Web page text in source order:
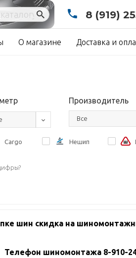
8 (919)
О магазине Доставка и
Производитель
Все
Cargo Нешип
шин скидка на
Телефон шиномонтажа 8-910-